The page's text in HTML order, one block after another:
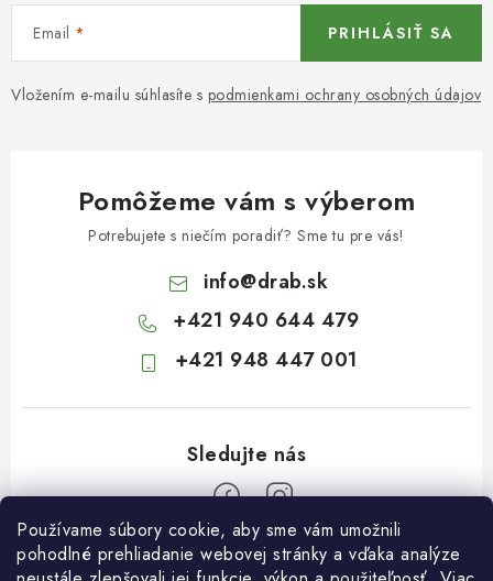
Používame súbory cookie, aby sme vám umožnili
pohodlné prehliadanie webovej stránky a vďaka analýze
Email
Vložením e-mailu súhlasíte s podmienkami ochrany osobných údajov
PRIHLÁSIŤ SA
Pomôžeme vám s výberom
Potrebujete s niečím poradiť? Sme tu pre vás!
info@drab.sk
+421 940 644 479
+421 948 447 001